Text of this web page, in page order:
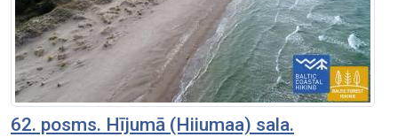
62. posms. Hījumā (Hiiumaa) sala.